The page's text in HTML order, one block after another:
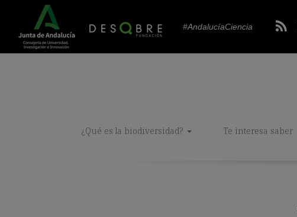
#AndalucíaCiencia
¿Qué es la biodiversidad? Te interesa saber